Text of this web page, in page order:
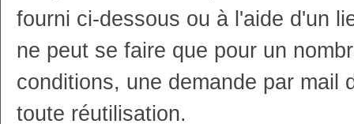
fourni ci-dessous ou à l'aide d'un
ne peut se faire que pour un
conditions, une demande par mail
toute réutilisation.